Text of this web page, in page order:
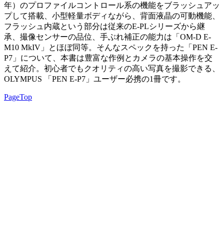
年）のプロファイルコントロール系の機能をブラッシュアッ
プして搭載、小型軽量ボディながら、背面液晶の可動機能、
フラッシュ内蔵という部分は従来のE-PLシリーズから継
承、撮像センサーの品位、手ぶれ補正の能力は「OM-D E-
M10 MkIV」とほぼ同等。そんなスペックを持った「PEN E-
P7」について、本書は豊富な作例とカメラの基本操作を交
えて紹介。初心者でもクオリティの高い写真を撮影できる、
OLYMPUS 「PEN E-P7」ユーザー必携の1冊です。
PageTop